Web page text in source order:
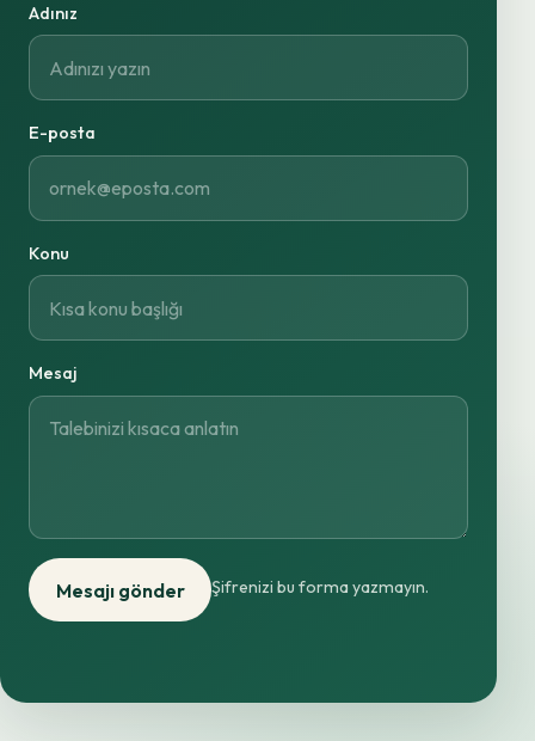
Adınız
E-posta
Konu
Mesaj
Mesajı gönder Şifrenizi bu forma yazmayın.